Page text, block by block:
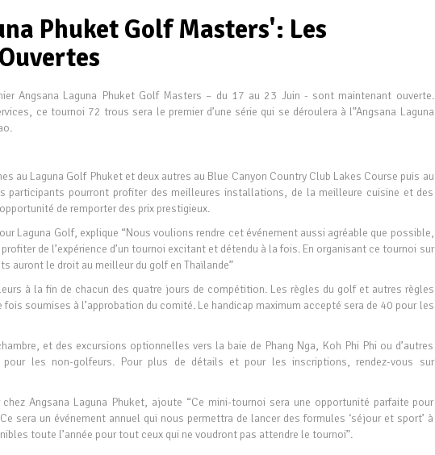
Phuket Golf Masters': Les
Angsana Laguna Phuket Golf Masters – du 17 au 23 Juin - sont maintenant ouverte.
ce tournoi 72 trous sera le premier d’une série qui se déroulera à l”Angsana Laguna
au Laguna Golf Phuket et deux autres au Blue Canyon Country Club Lakes Course puis au
participants pourront profiter des meilleures installations, de la meilleure cuisine et des
de remporter des prix prestigieux.
Laguna Golf, explique “Nous voulions rendre cet événement aussi agréable que possible,
de l’expérience d’un tournoi excitant et détendu à la fois. En organisant ce tournoi sur
auront le droit au meilleur du golf en Thaïlande”
à la fin de chacun des quatre jours de compétition. Les règles du golf et autres règles
soumises à l’approbation du comité. Le handicap maximum accepté sera de 40 pour les
et des excursions optionnelles vers la baie de Phang Nga, Koh Phi Phi ou d’autres
les non-golfeurs. Pour plus de détails et pour les inscriptions, rendez-vous sur
Angsana Laguna Phuket, ajoute “Ce mini-tournoi sera une opportunité parfaite pour
sera un événement annuel qui nous permettra de lancer des formules ‘séjour et sport’ à
toute l’année pour tout ceux qui ne voudront pas attendre le tournoi”.